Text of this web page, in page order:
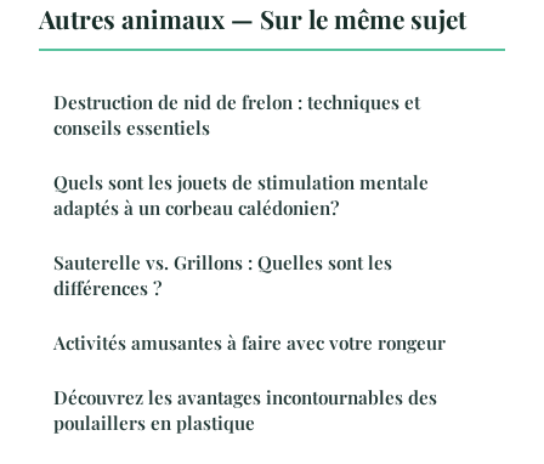
Autres animaux — Sur le même sujet
Destruction de nid de frelon : techniques et
conseils essentiels
Quels sont les jouets de stimulation mentale
adaptés à un corbeau calédonien?
Sauterelle vs. Grillons : Quelles sont les
différences ?
Activités amusantes à faire avec votre rongeur
Découvrez les avantages incontournables des
poulaillers en plastique